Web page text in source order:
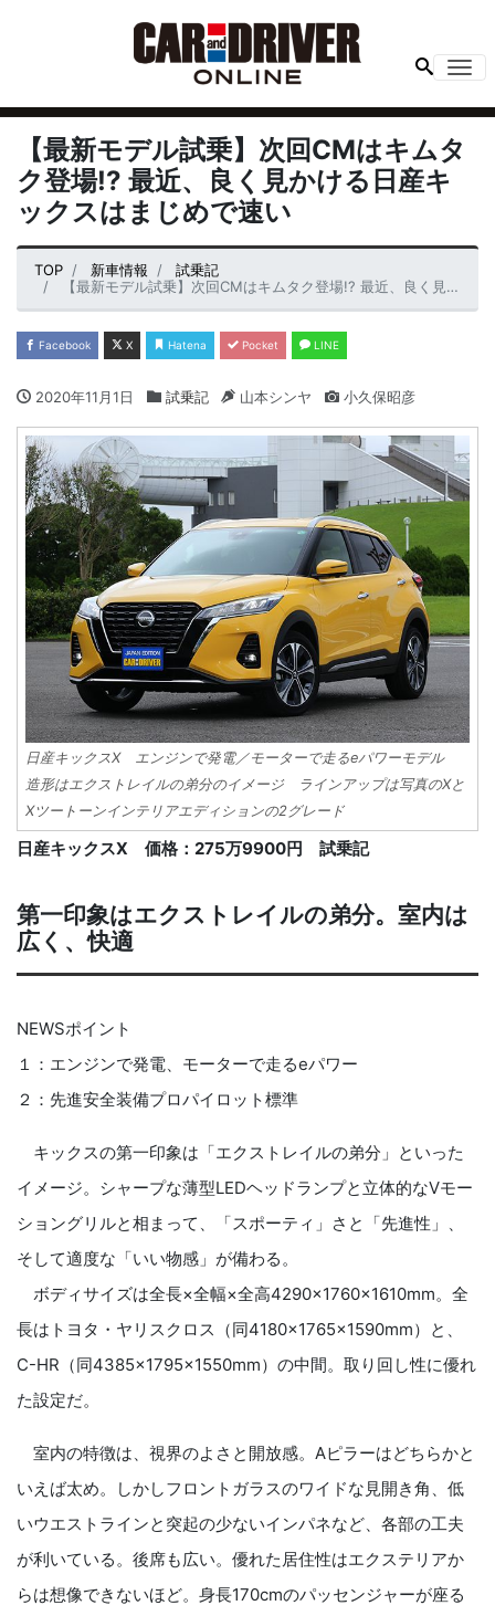
【最新モデル試乗】次回CMはキムタ
ク登場!? 最近、良く見かける日産キ
ックスはまじめで速い
TOP 新車情報
試乗記
【最新モデル試乗】次回CMはキムタク登場!? 最近、良く見かける日産キックスはまじめで速い
Facebook X Hatena Pocket LINE
2020年11月1日 試乗記 山本シンヤ 小久保昭彦
日産キックスX エンジンで発電／モーターで走るeパワーモデル
造形はエクストレイルの弟分のイメージ ラインアップは写真のXと
Xツートーンインテリアエディションの2グレード
日産キックスX 価格：275万9900円 試乗記
第一印象はエクストレイルの弟分。室内は
広く、快適
NEWSポイント
１：エンジンで発電、モーターで走るeパワー
２：先進安全装備プロパイロット標準
キックスの第一印象は「エクストレイルの弟分」といった
イメージ。シャープな薄型LEDヘッドランプと立体的なVモー
ショングリルと相まって、「スポーティ」さと「先進性」、
そして適度な「いい物感」が備わる。
ボディサイズは全長×全幅×全高4290×1760×1610mm。全
長はトヨタ・ヤリスクロス（同4180×1765×1590mm）と、
C-HR（同4385×1795×1550mm）の中間。取り回し性に優れ
た設定だ。
室内の特徴は、視界のよさと開放感。Aピラーはどちらかと
いえば太め。しかしフロントガラスのワイドな見開き角、低
いウエストラインと突起の少ないインパネなど、各部の工夫
が利いている。後席も広い。優れた居住性はエクステリアか
らは想像できないほど。身長170cmのパッセンジャーが座る